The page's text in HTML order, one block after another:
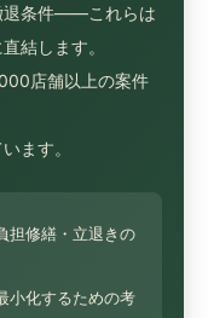
退条件——これらは
結します。
店舗以上の案件
ます。
担修繕・立退きの
小化するための考